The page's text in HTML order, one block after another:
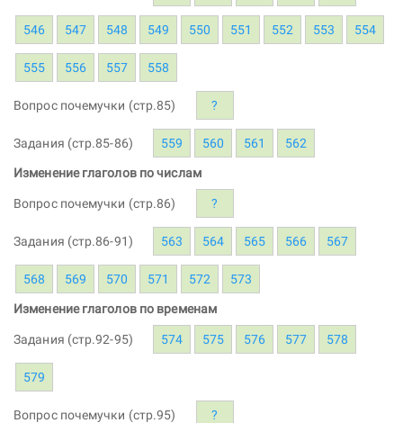
546 547 548 549 550 551 552 553 554
555 556 557 558
Вопрос почемучки (стр.85) ?
Задания (стр.85-86) 559 560 561 562
Изменение глаголов по числам
Вопрос почемучки (стр.86) ?
Задания (стр.86-91) 563 564 565 566 567
568 569 570 571 572 573
Изменение глаголов по временам
Задания (стр.92-95) 574 575 576 577 578
579
Вопрос почемучки (стр.95) ?